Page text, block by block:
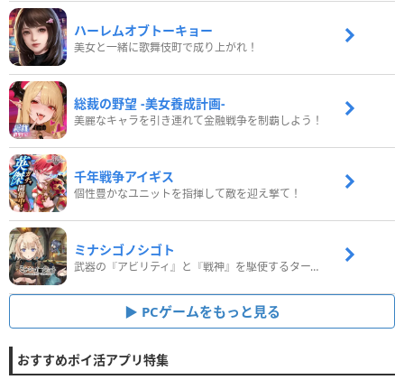
ハーレムオブトーキョー
美女と一緒に歌舞伎町で成り上がれ！
総裁の野望 -美女養成計画-
美麗なキャラを引き連れて金融戦争を制覇しよう！
千年戦争アイギス
個性豊かなユニットを指揮して敵を迎え撃て！
ミナシゴノシゴト
武器の『アビリティ』と『戦神』を駆使するターン制コマンドバトルRPG！
PCゲームをもっと見る
おすすめポイ活アプリ特集